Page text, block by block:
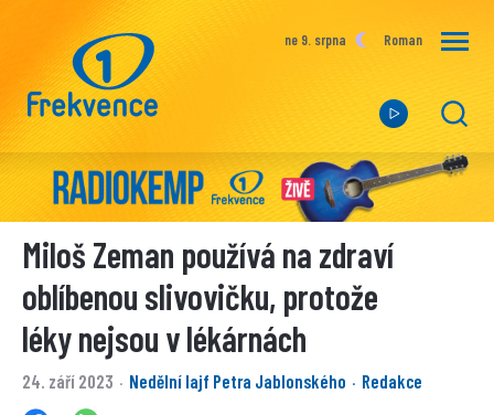
ne 9. srpna Roman
Miloš Zeman používá na zdraví
oblíbenou slivovičku, protože
léky nejsou v lékárnách
24. září 2023 · Nedělní lajf Petra Jablonského · Redakce